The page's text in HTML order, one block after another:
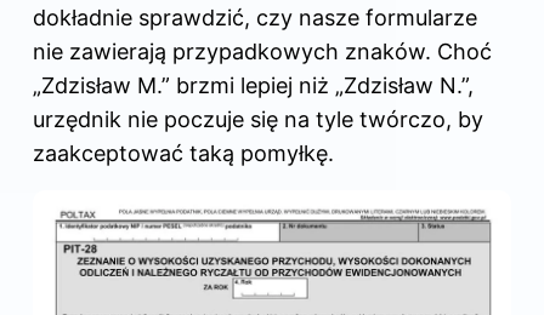
dokładnie sprawdzić, czy nasze formularze
nie zawierają przypadkowych znaków. Choć
„Zdzisław M.” brzmi lepiej niż „Zdzisław N.”,
urzędnik nie poczuje się na tyle twórczo, by
zaakceptować taką pomyłkę.